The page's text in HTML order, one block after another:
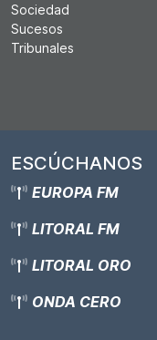
Sociedad
Sucesos
Tribunales
ESCÚCHANOS
EUROPA FM
LITORAL FM
LITORAL ORO
ONDA CERO